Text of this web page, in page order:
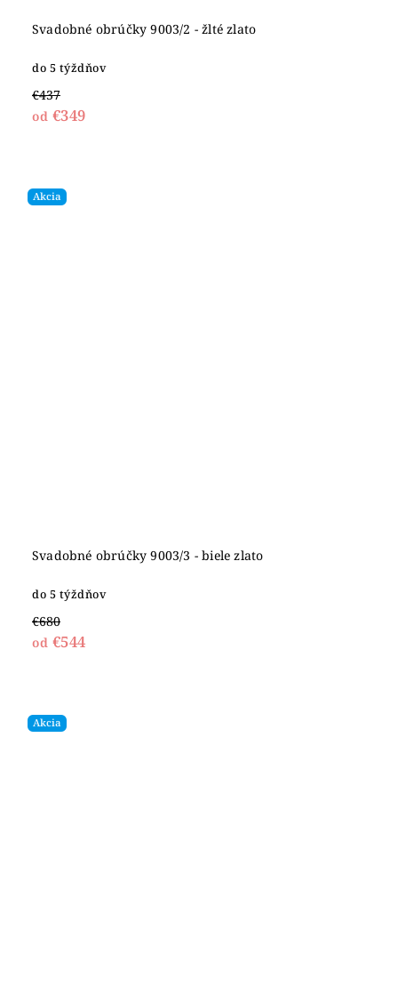
Svadobné obrúčky 9003/2 - žlté zlato
do 5 týždňov
€437
od €349
Akcia
Svadobné obrúčky 9003/3 - biele zlato
do 5 týždňov
€680
od €544
Akcia